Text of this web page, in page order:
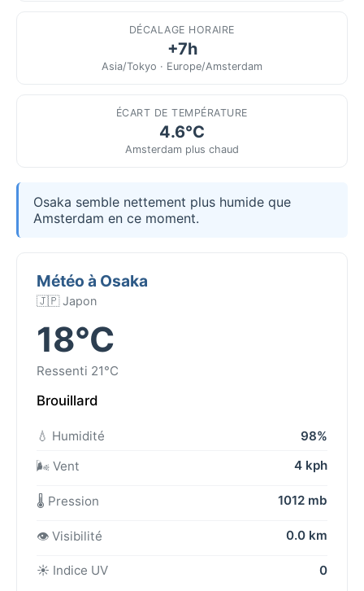
DÉCALAGE HORAIRE
+7h
Asia/Tokyo · Europe/Amsterdam
ÉCART DE TEMPÉRATURE
4.6°C
Amsterdam plus chaud
Osaka semble nettement plus humide que
Amsterdam en ce moment.
Météo à Osaka
🇯🇵 Japon
18°C
Ressenti 21°C
Brouillard
💧 Humidité
98%
🌬️ Vent
4 kph
🌡️ Pression 1012 mb
👁️ Visibilité 0.0 km
☀️ Indice UV 0